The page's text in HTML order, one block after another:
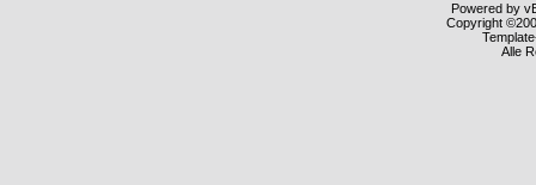
Powered by
Copyright
Alle